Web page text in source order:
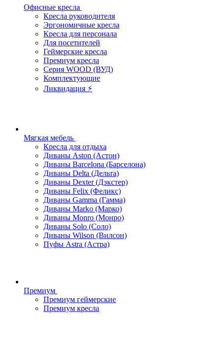
Офисные кресла
Кресла руководителя
Эргономичные кресла
Кресла для персонала
Для посетителей
Геймерские кресла
Премиум кресла
Серия WOOD (ВУД)
Комплектующие
Ликвидация ⚡
Мягкая мебель
Кресла для отдыха
Диваны Aston (Астон)
Диваны Barcelona (Барселона)
Диваны Delta (Дельта)
Диваны Dexter (Дэкстер)
Диваны Felix (Феликс)
Диваны Gamma (Гамма)
Диваны Marko (Марко)
Диваны Monro (Монро)
Диваны Solo (Соло)
Диваны Wilson (Вилсон)
Пуфы Astra (Астра)
Премиум
Премиум геймерские
Премиум кресла